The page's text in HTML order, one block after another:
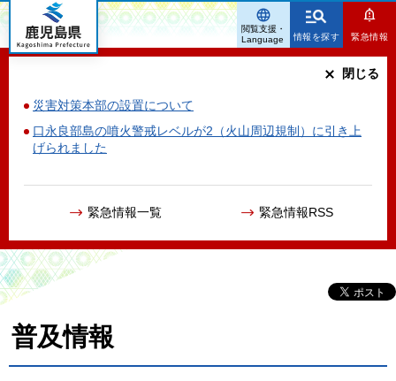
鹿児島県
情報を探す 緊急情報
災害対策本部の設置について
口永良部島の噴火警戒レベルが2（火山周辺規制）に引き上
げられました
緊急情報一覧 緊急情報RSS
閉じる
閲覧支援・
Language
普及情報